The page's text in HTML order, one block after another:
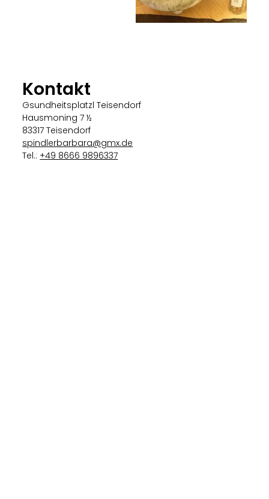
Kontakt
Gsundheitsplatzl Teisendorf
Hausmoning 7 ½
83317 Teisendorf
spindlerbarbara@gmx.de
Tel.:+49 8666 9896337